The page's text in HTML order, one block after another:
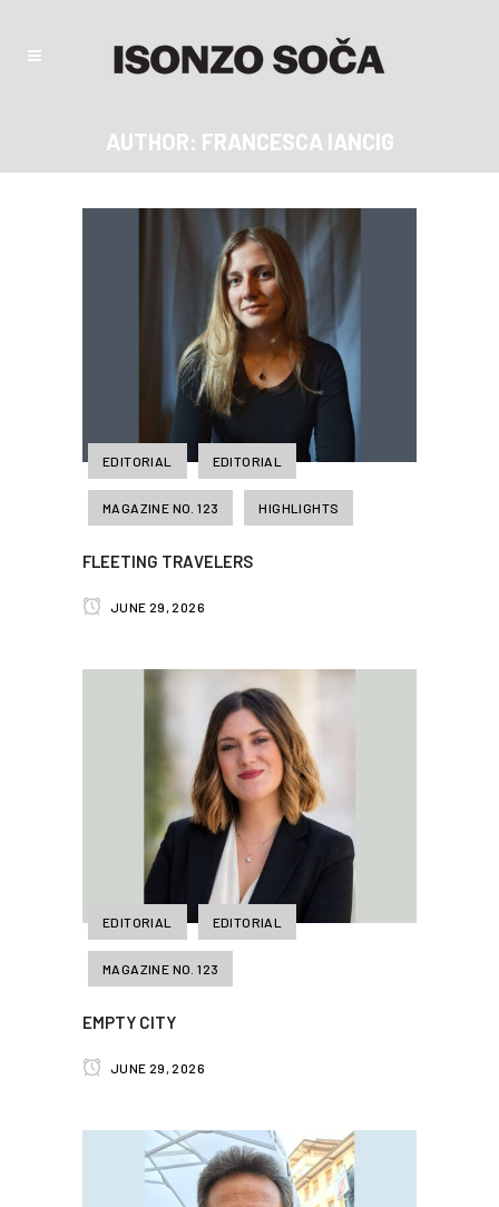
AUTHOR: FRANCESCA IANCIG
EDITORIAL EDITORIAL
MAGAZINE NO. 123 HIGHLIGHTS
FLEETING TRAVELERS
JUNE 29, 2026
EDITORIAL EDITORIAL
MAGAZINE NO. 123
EMPTY CITY
JUNE 29, 2026